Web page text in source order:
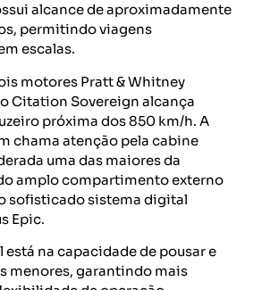
alcance de aproximadamente
permitindo viagens
escalas.
motores Pratt & Whitney
Citation Sovereign alcança
próxima dos 850 km/h. A
chama atenção pela cabine
uma das maiores da
amplo compartimento externo
sofisticado sistema digital
Epic.
na capacidade de pousar e
menores, garantindo mais